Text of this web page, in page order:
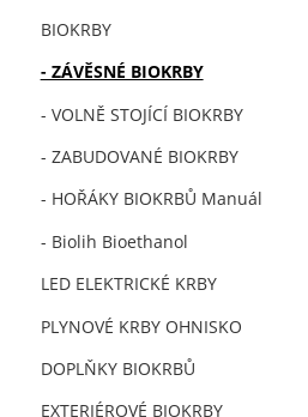
BIOKRBY
- ZÁVĚSNÉ BIOKRBY
- VOLNĚ STOJÍCÍ BIOKRBY
- ZABUDOVANÉ BIOKRBY
- HOŘÁKY BIOKRBŮ Manuál
- Biolih Bioethanol
LED ELEKTRICKÉ KRBY
PLYNOVÉ KRBY OHNISKO
DOPLŇKY BIOKRBŮ
EXTERIÉROVÉ BIOKRBY